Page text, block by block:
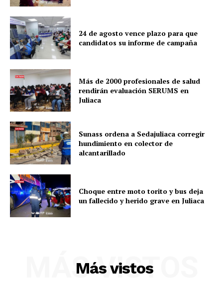
24 de agosto vence plazo para que
candidatos su informe de campaña
Más de 2000 profesionales de salud
rendirán evaluación SERUMS en
Juliaca
Sunass ordena a Sedajuliaca corregir
hundimiento en colector de
alcantarillado
Choque entre moto torito y bus deja
un fallecido y herido grave en Juliaca
Más vistos
MÁS VISTOS